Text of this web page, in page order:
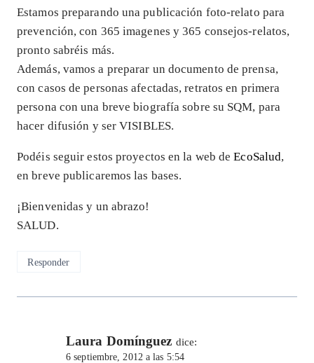
Estamos preparando una publicación foto-relato para
prevención, con 365 imagenes y 365 consejos-relatos,
pronto sabréis más.
Además, vamos a preparar un documento de prensa,
con casos de personas afectadas, retratos en primera
persona con una breve biografía sobre su SQM, para
hacer difusión y ser VISIBLES.
Podéis seguir estos proyectos en la web deEcoSalud,
en breve publicaremos las bases.
¡Bienvenidas y un abrazo!
SALUD.
Responder
Laura Domínguez dice:
6 septiembre, 2012 a las 5:54